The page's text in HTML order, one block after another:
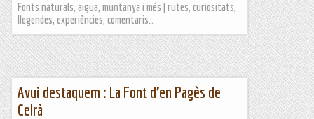
Fonts naturals, aigua, muntanya i més | rutes, curiositats,
llegendes, experiències, comentaris…
Avui destaquem : La Font d’en Pagès de
Celrà